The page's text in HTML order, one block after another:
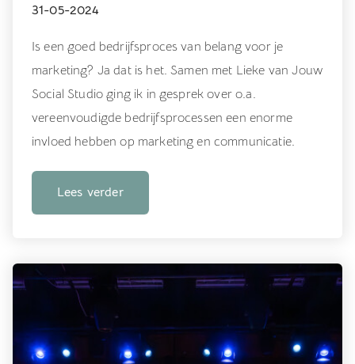
31-05-2024
Is een goed bedrijfsproces van belang voor je
marketing? Ja dat is het. Samen met Lieke van Jouw
Social Studio ging ik in gesprek over o.a.
vereenvoudigde bedrijfsprocessen een enorme
invloed hebben op marketing en communicatie.
Lees verder